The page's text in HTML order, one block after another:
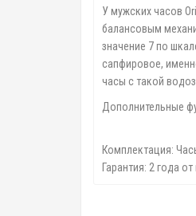
У мужских часов
балансовым
значение 7 по
сапфировое,
часы с такой
Дополнительные
Комплектация:
Гарантия: 2 года